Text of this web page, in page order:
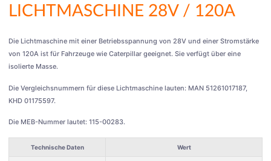
LICHTMASCHINE 28V / 120A
Die Lichtmaschine mit einer Betriebsspannung von 28V und einer Stromstärke
von 120A ist für Fahrzeuge wie Caterpillar geeignet. Sie verfügt über eine
isolierte Masse.
Die Vergleichsnummern für diese Lichtmaschine lauten: MAN 51261017187,
KHD 01175597.
Die MEB-Nummer lautet: 115-00283.
Technische Daten Wert